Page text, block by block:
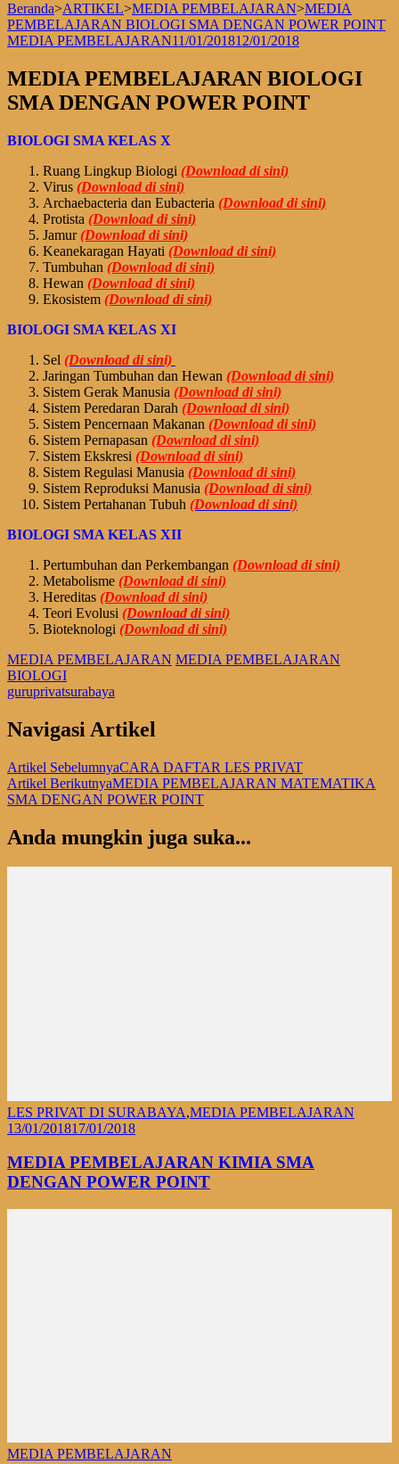
Beranda>ARTIKEL>MEDIA PEMBELAJARAN>MEDIA
PEMBELAJARAN BIOLOGI SMA DENGAN POWER POINT
MEDIA PEMBELAJARAN11/01/201812/01/2018
MEDIA PEMBELAJARAN BIOLOGI
SMA DENGAN POWER POINT
BIOLOGI SMA KELAS X
Ruang Lingkup Biologi (Download di sini)
Virus (Download di sini)
Archaebacteria dan Eubacteria (Download di sini)
Protista (Download di sini)
Jamur(Download di sini)
Keanekaragan Hayati (Download di sini)
Tumbuhan (Download di sini)
Hewan (Download di sini)
Ekosistem (Download di sini)
BIOLOGI SMA KELAS XI
Sel (Download di sini)
Jaringan Tumbuhan dan Hewan (Download di sini)
Sistem Gerak Manusia (Download di sini)
Sistem Peredaran Darah (Download di sini)
Sistem Pencernaan Makanan (Download di sini)
Sistem Pernapasan (Download di sini)
Sistem Ekskresi (Download di sini)
Sistem Regulasi Manusia (Download di sini)
Sistem Reproduksi Manusia (Download di sini)
Sistem Pertahanan Tubuh (Download di sini)
BIOLOGI SMA KELAS XII
Pertumbuhan dan Perkembangan (Download di sini)
Metabolisme (Download di sini)
Hereditas (Download di sini)
Teori Evolusi (Download di sini)
Bioteknologi (Download di sini)
MEDIA PEMBELAJARAN MEDIA PEMBELAJARAN
BIOLOGI
guruprivatsurabaya
Navigasi Artikel
Artikel SebelumnyaCARA DAFTAR LES PRIVAT
Artikel BerikutnyaMEDIA PEMBELAJARAN MATEMATIKA
SMA DENGAN POWER POINT
Anda mungkin juga suka...
LES PRIVAT DI SURABAYA,MEDIA PEMBELAJARAN
13/01/201817/01/2018
MEDIA PEMBELAJARAN KIMIA SMA
DENGAN POWER POINT
MEDIA PEMBELAJARAN